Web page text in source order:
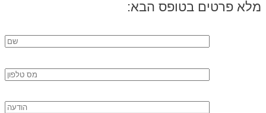
מלא פרטים בטופס הבא: